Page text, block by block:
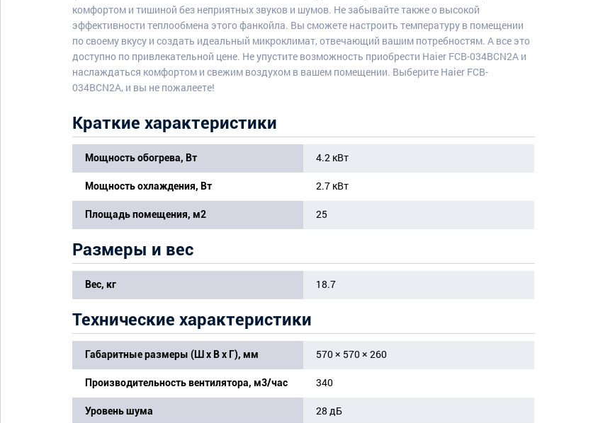
комфортом и тишиной без неприятных звуков и шумов. Не забывайте также о высокой
эффективности теплообмена этого фанкойла. Вы сможете настроить температуру в помещении
по своему вкусу и создать идеальный микроклимат, отвечающий вашим потребностям. А все это
доступно по привлекательной цене. Не упустите возможность приобрести Haier FCB-034BCN2A и
наслаждаться комфортом и свежим воздухом в вашем помещении. Выберите Haier FCB-
034BCN2A, и вы не пожалеете!
Краткие характеристики
Мощность обогрева, Вт 4.2 кВт
Мощность охлаждения, Вт 2.7 кВт
Площадь помещения, м2 25
Размеры и вес
Вес, кг 18.7
Технические характеристики
Габаритные размеры (Ш х В х Г), мм 570 × 570 × 260
Производительность вентилятора, м3/час 340
Уровень шума 28 дБ